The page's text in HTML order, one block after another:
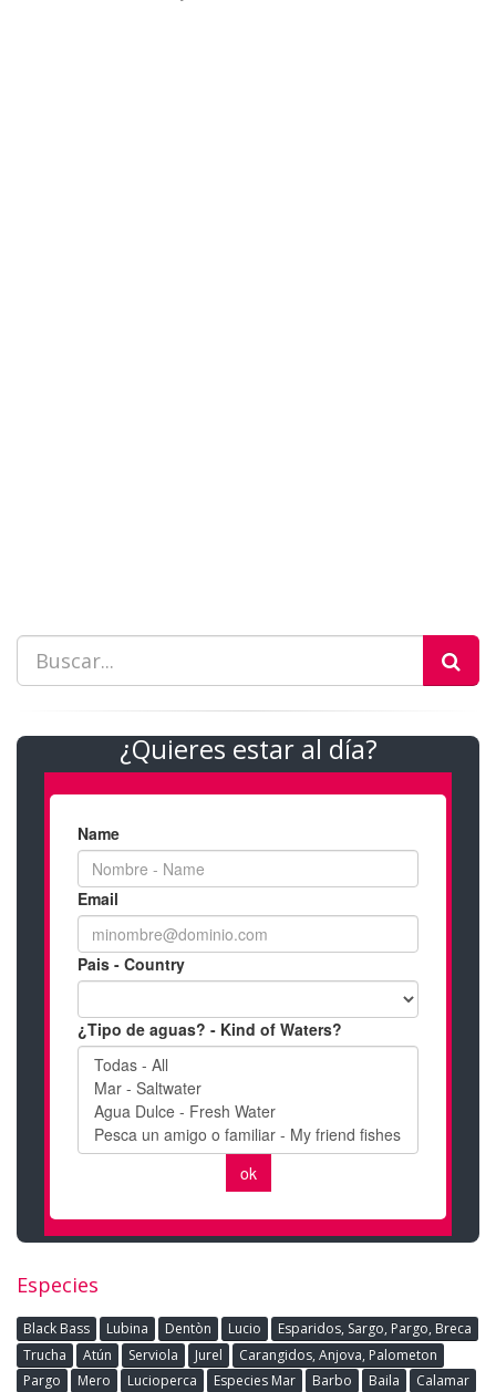
¿Quieres estar al día?
Especies
Black Bass Lubina Dentòn Lucio
Esparidos, Sargo, Pargo, Breca
Trucha
Atún Serviola Jurel
Carangidos, Anjova, Palometon
Pargo
Mero Lucioperca Especies Mar Barbo Baila
Calamar